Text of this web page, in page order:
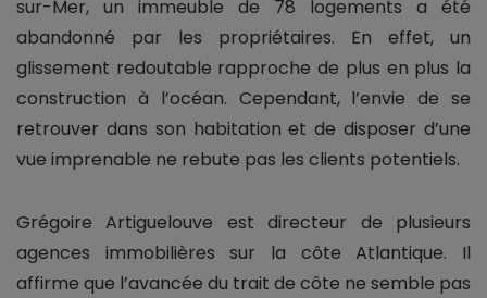
sur-Mer, un immeuble de 78 logements a été
abandonné par les propriétaires. En effet, un
glissement redoutable rapproche de plus en plus la
construction à l’océan. Cependant, l’envie de se
retrouver dans son habitation et de disposer d’une
vue imprenable ne rebute pas les clients potentiels.
Grégoire Artiguelouve est directeur de plusieurs
agences immobilières sur la côte Atlantique. Il
affirme que l’avancée du trait de côte ne semble pas